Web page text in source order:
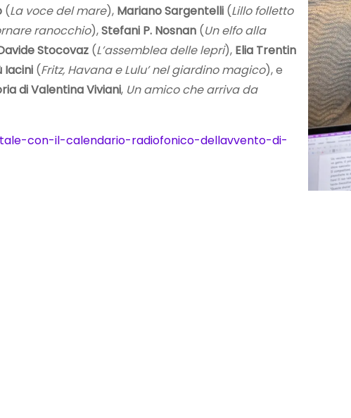
(La voce del mare), Mariano Sargentelli (Lillo folletto
ranocchio),Stefani P. Nosnan (Un elfo alla
Stocovaz (L’assemblea delle lepri), Elia Trentin
Iacini (Fritz, Havana e Lulu’ nel giardino magico), e
di Valentina Viviani, Un amico che arriva da
con-il-calendario-radiofonico-dellavvento-di-